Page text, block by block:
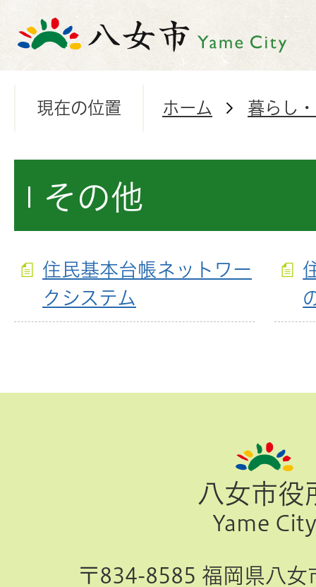
現在の位置 ホーム 暮らし
その他
住民基本台帳ネットワー
クシステム
八女市役
Yame City
〒834-8585 福岡県八女